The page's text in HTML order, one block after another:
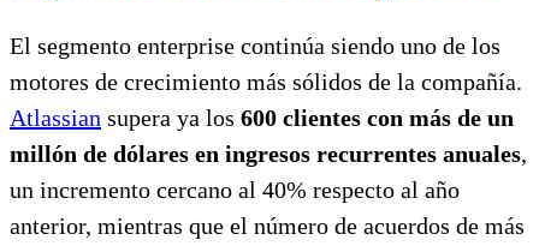
El segmento enterprise continúa siendo uno de los
motores de crecimiento más sólidos de la compañía.
Atlassian supera ya los 600 clientes con más de un
millón de dólares en ingresos recurrentes anuales,
un incremento cercano al 40% respecto al año
anterior, mientras que el número de acuerdos de más